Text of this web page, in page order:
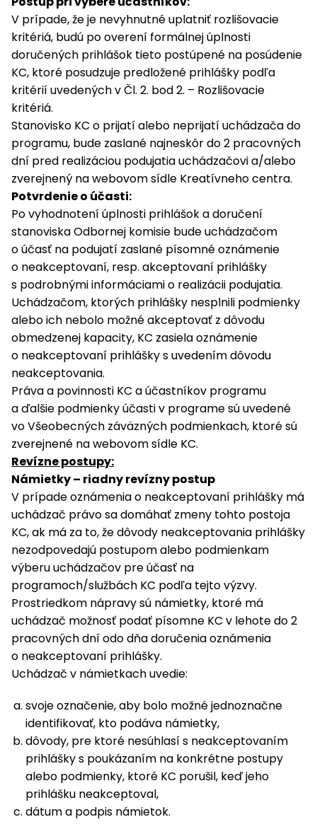
V prípade, že je nevyhnutné uplatniť rozlišovacie
kritériá, budú po overení formálnej úplnosti
doručených prihlášok tieto postúpené na posúdenie
KC, ktoré posudzuje predložené prihlášky podľa
kritérií uvedených v Čl. 2. bod 2. – Rozlišovacie
kritériá.
Stanovisko KC o prijatí alebo neprijatí uchádzača do
programu, bude zaslané najneskôr do 2 pracovných
dní pred realizáciou podujatia uchádzačovi a/alebo
zverejnený na webovom sídle Kreatívneho centra.
Potvrdenie o účasti:
Po vyhodnotení úplnosti prihlášok a doručení
stanoviska Odbornej komisie bude uchádzačom
o účasť na podujatí zaslané písomné oznámenie
o neakceptovaní, resp. akceptovaní prihlášky
s podrobnými informáciami o realizácii podujatia.
Uchádzačom, ktorých prihlášky nesplnili podmienky
alebo ich nebolo možné akceptovať z dôvodu
obmedzenej kapacity, KC zasiela oznámenie
o neakceptovaní prihlášky s uvedením dôvodu
neakceptovania.
Práva a povinnosti KC a účastníkov programu
a ďalšie podmienky účasti v programe sú uvedené
vo Všeobecných záväzných podmienkach, ktoré sú
zverejnené na webovom sídle KC.
Revízne postupy:
Námietky – riadny revízny postup
V prípade oznámenia o neakceptovaní prihlášky má
uchádzač právo sa domáhať zmeny tohto postoja
KC, ak má za to, že dôvody neakceptovania prihlášky
nezodpovedajú postupom alebo podmienkam
výberu uchádzačov pre účasť na
programoch/službách KC podľa tejto výzvy.
Prostriedkom nápravy sú námietky, ktoré má
uchádzač možnosť podať písomne KC v lehote do 2
pracovných dní odo dňa doručenia oznámenia
o neakceptovaní prihlášky.
Uchádzač v námietkach uvedie:
svoje označenie, aby bolo možné jednoznačne
identifikovať, kto podáva námietky,
dôvody, pre ktoré nesúhlasí s neakceptovaním
prihlášky s poukázaním na konkrétne postupy
alebo podmienky, ktoré KC porušil, keď jeho
prihlášku neakceptoval,
dátum a podpis námietok.